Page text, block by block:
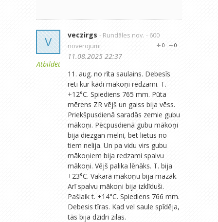
V
Atbildēt
veczirgs - Rundāles nov. - 600
novērojumi
0
0
11.08.2025 22:37
11. aug. no rīta saulains. Debesīs
reti kur kādi mākoņi redzami. T.
+12°C. Spiediens 765 mm. Pūta
mērens ZR vējš un gaiss bija vēss.
Priekšpusdienā saradās zemie gubu
mākoņi. Pēcpusdienā gubu mākoņi
bija diezgan melni, bet lietus no
tiem nelija. Un pa vidu virs gubu
mākoņiem bija redzami spalvu
mākoņi. Vējš palika lēnāks. T. bija
+23°C. Vakarā mākoņu bija mazāk.
Arī spalvu mākoņi bija izklīduši.
Pašlaik t. +14°C. Spiediens 766 mm.
Debesis tīras. Kad vel saule spīdēja,
tās bija dzidri zilas.